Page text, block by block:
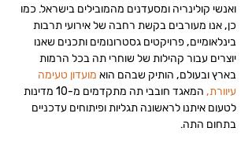
ואנשי קולינריה ומסעדנים מהמובילים בישראל. כמו
כן, אנו מעורבים בקשת רחבה של אירועי תרבות
בינלאומיים, פרויקטים גסטרונומים ותכנים שאנו
יוצרים עבור קהילות של שוחרי תה בכל הרמות
בארץ ובעולם, הותיק שבהם הוא מועדון טעימה
עיוורת,
המאגד חובבי תה מתקדמים מ-10 מדינות
לטעום איתנו לראשונה תגליות ופיתוחים עדכניים
בתחום התה.